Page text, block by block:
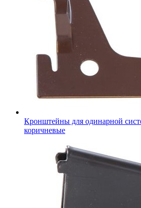
Кронштейны для одинарной
коричневые